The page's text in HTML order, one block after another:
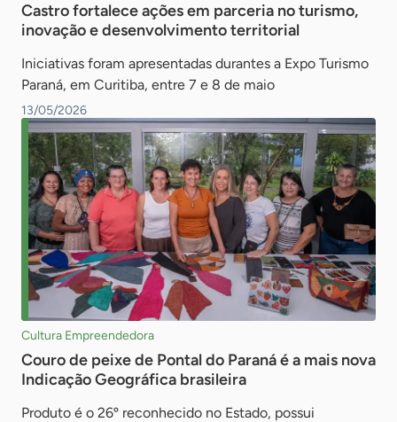
Castro fortalece ações em parceria no turismo,
inovação e desenvolvimento territorial
Iniciativas foram apresentadas durantes a Expo Turismo
Paraná, em Curitiba, entre 7 e 8 de maio
13/05/2026
Cultura Empreendedora
Couro de peixe de Pontal do Paraná é a mais nova
Indicação Geográfica brasileira
Produto é o 26º reconhecido no Estado, possui